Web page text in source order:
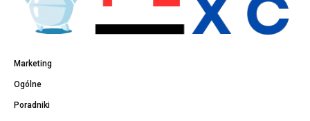
Marketing
Ogólne
Poradniki